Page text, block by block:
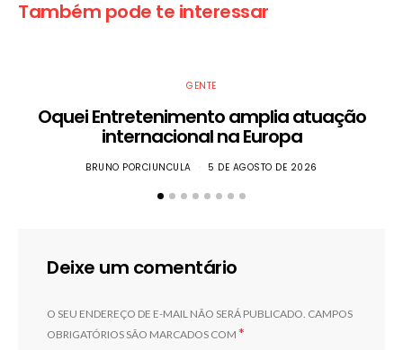
Também pode te interessar
GENTE
Oquei Entretenimento amplia atuação
internacional na Europa
BRUNO PORCIUNCULA 5 DE AGOSTO DE 2026
Deixe um comentário
O SEU ENDEREÇO DE E-MAIL NÃO SERÁ PUBLICADO. CAMPOS
OBRIGATÓRIOS SÃO MARCADOS COM *